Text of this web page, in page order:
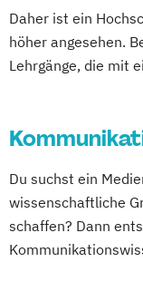
E-
Energie-
Englisch
Englisch
English for
English for
English for
Daher ist ein
höher angesehen.
Lehrgänge, die mit
Du suchst ein
wissenschaftliche
schaffen? Dann